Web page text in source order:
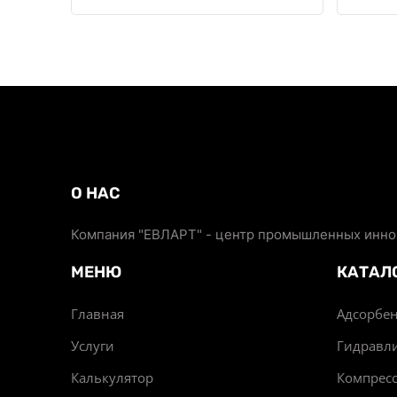
О НАС
Компания "ЕВЛАРТ" - центр промышленных
МЕНЮ
Главная
Услуги
Калькулятор